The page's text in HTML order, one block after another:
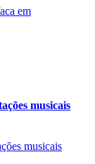
musicais